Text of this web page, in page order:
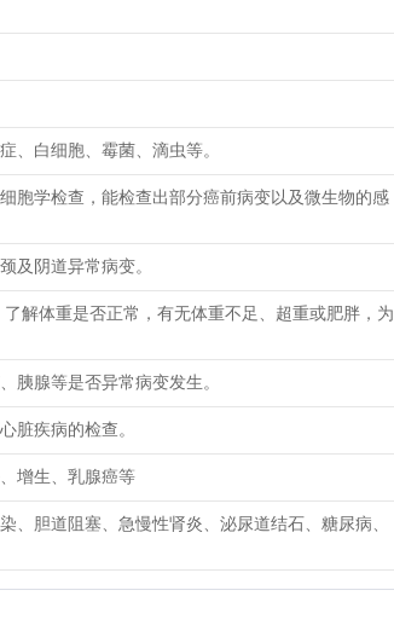
、白细胞、霉菌、滴虫等。
胞学检查，能检查出部分癌前病变以及微生物的感
及阴道异常病变。
解体重是否正常，有无体重不足、超重或肥胖，为
胰腺等是否异常病变发生。
脏疾病的检查。
增生、乳腺癌等
、胆道阻塞、急慢性肾炎、泌尿道结石、糖尿病、